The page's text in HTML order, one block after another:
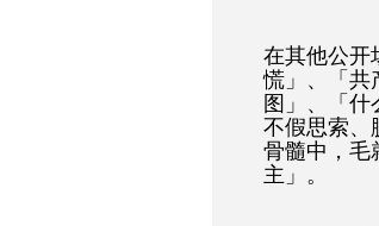
在其他公开
慌」、「共
图」、「
不假思索、
骨髓中，毛
主」。